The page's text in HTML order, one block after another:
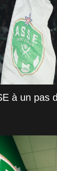
à un pas